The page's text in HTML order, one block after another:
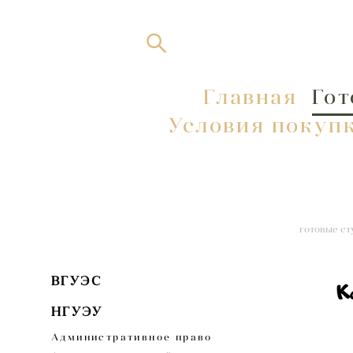
Главная
Условия
Главная
Условия
ВГУЭС
НГУЭУ
Административное право
готовые